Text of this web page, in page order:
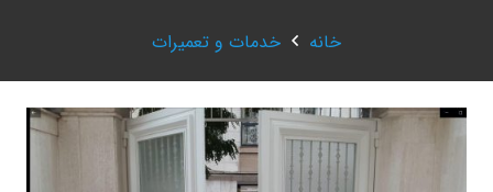
خانه خدمات و تعمیرات